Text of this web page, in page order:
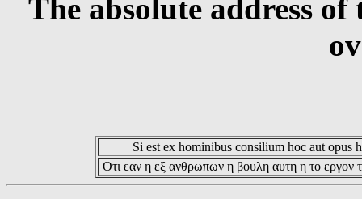
The absolute address
Si est ex hominibus consilium hoc aut opus
Οτι εαν η εξ ανθρωπων η βουλη αυτη η το εργον